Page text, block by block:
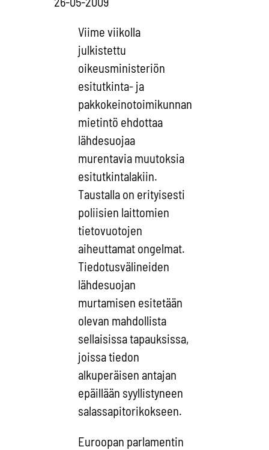
Viime viikolla
julkistettu
oikeusministeriön
esitutkinta- ja
pakkokeinotoimikunnan
mietintö ehdottaa
lähdesuojaa
murentavia muutoksia
esitutkintalakiin.
Taustalla on erityisesti
poliisien laittomien
tietovuotojen
aiheuttamat ongelmat.
Tiedotusvälineiden
lähdesuojan
murtamisen esitetään
olevan mahdollista
sellaisissa tapauksissa,
joissa tiedon
alkuperäisen antajan
epäillään syyllistyneen
salassapitorikokseen.
Euroopan parlamentin